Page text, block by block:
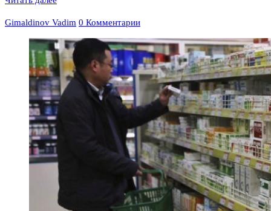
Gimaldinov Vadim 0 Комментарии